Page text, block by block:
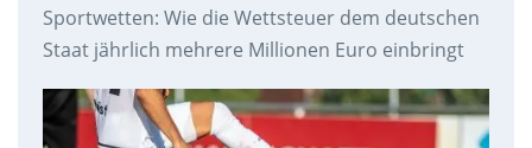
Sportwetten: Wie die Wettsteuer dem deutschen
Staat jährlich mehrere Millionen Euro einbringt